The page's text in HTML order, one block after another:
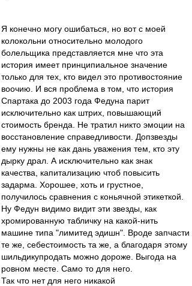
Я конечно могу ошибаться, но вот с моей
колокольни относительно молодого
болельщика представляется мне что эта
история имеет принципиальное значение
только для тех, кто видел это противостояние
воочию. И вся проблема в том, что история
Спартака до 2003 года Федуна парит
исключительно как штрих, повышающий
стоимость бренда. Не тратил никто эмоции на
восстановление справедливости. Допзвезды
ему нужны не как дань уважения тем, кто эту
дырку драл. А исключительно как знак
качества, капитализацию чтоб повысить
задарма. Хорошее, хоть и грустное,
получилось сравнения с коньячной этикеткой.
Ну Федун видимо видит эти звезды, как
хромированную табличку на какой-нить
машине типа "лимитед эдишн". Вроде запчасти
те же, себестоимость та же, а благодаря этому
шильдикупродать можно дороже. Выгода на
ровном месте. Само то для него.
Так что нет для него никакой